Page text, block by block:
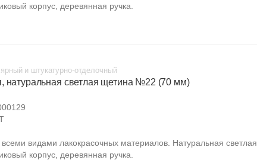
корпус, деревянная ручка.
и штукатурно-отделочный
натуральная светлая щетина №22 (70 мм)
видами лакокрасочных материалов. Натуральная светлая
корпус, деревянная ручка.